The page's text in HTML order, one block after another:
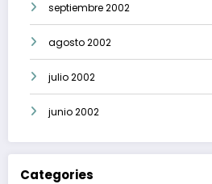
septiembre 2002
agosto 2002
julio 2002
junio 2002
Categories